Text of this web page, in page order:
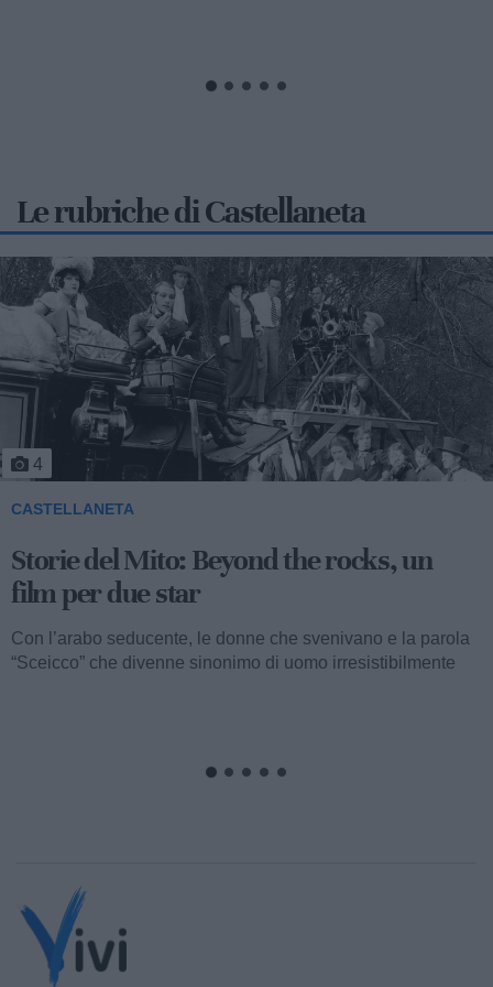
Le rubriche di Castellaneta
5
CASTELLANETA
Storie del Mito: Uno sceicco esuberante
Valentino fu consacrato attore internazionale, come abbiamo
visto, con il film “I quattro cavalieri dell’Apocalisse”. Così
cominciava...